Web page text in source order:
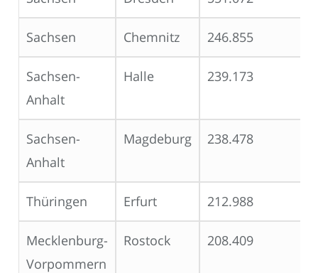
Sachsen Chemnitz 246.855
Sachsen-
Anhalt
Halle 239.173
Sachsen-
Anhalt
Magdeburg 238.478
Thüringen Erfurt 212.988
Mecklenburg-
Vorpommern
Rostock 208.409